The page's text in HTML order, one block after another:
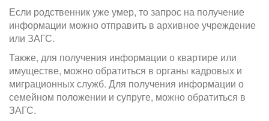
Если родственник уже умер, то запрос на получение
информации можно отправить в архивное учреждение
или ЗАГС.
Также, для получения информации о квартире или
имуществе, можно обратиться в органы кадровых и
миграционных служб. Для получения информации о
семейном положении и супруге, можно обратиться в
ЗАГС.